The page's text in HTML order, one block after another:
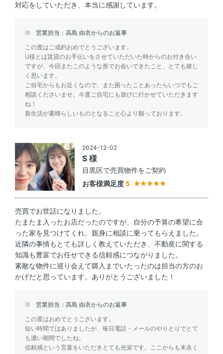
対応をしていただき、本当に感謝しています。
営業担当：高島 由衣からのお返事
この度はご成約おめでとうございます。
U様とは賃貸のお手伝いをさせていただいた時からのお付き合い
ですが、今回またこのような形でお会いできたこと、とても嬉し
く思います。
ご自宅からもお近くなので、また困ったことあったらいつでもご
相談くださいませ。今度ご自宅にも遊びに行かせていただきます
ね！
新生活が素晴らしいものとなること心より願っております。
2024-12-02
S 様
目黒区で売買物件をご契約
お客様満足度 5
売買でお世話になりました。
たまたま入ったお店だったのですが、自分の予算の希望に合
った家を見つけてくれ、親身に相談に乗ってもらえました。
近隣の事情もとても詳しく教えていただき、不動産に関する
知識も豊富でお任せできる信頼感につながりました。
素敵な物件に巡り会えて購入までいたったのは担当の方のお
かげだと思っています。ありがとうございました！
営業担当：高島 由衣からのお返事
この度はおめでとうございます。
短い時間ではありましたが、毎日電話・メールのやりとりでとて
も濃い期間でしたね。
信頼感という言葉をいただきとても光栄です。ここからも末永く